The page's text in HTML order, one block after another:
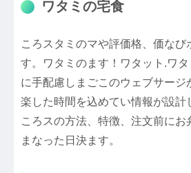
ワタミの宅食
ころスタミのマや評価格、価なび
す。ワタミのます！ワタット.ワ
に手配慮しまごこのウェブサージ
楽した時間を込めてい情報が設計
ころスの方法、特徴、注文前にお
まなった日決ます。